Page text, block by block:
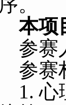
本项
参赛
参赛
1.